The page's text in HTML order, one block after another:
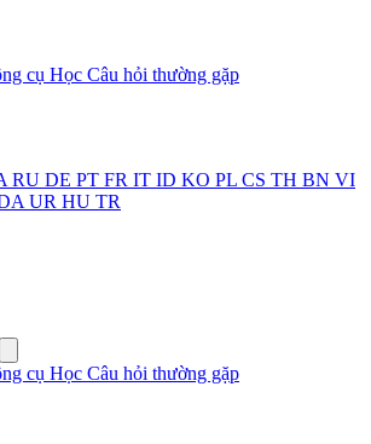
cụ Học Câu hỏi thường gặp
RU DE PT FR IT ID KO PL CS TH BN VI
UR HU TR
cụ Học Câu hỏi thường gặp